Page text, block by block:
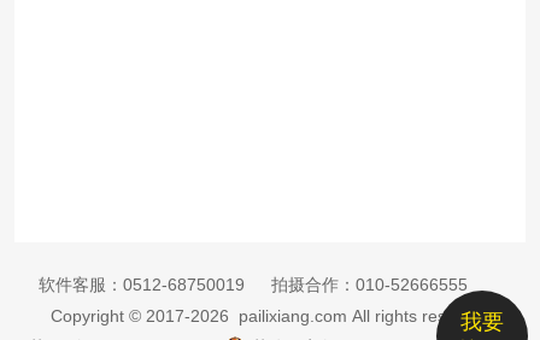
我要
软件客服： 0512-68750019 拍摄合作： 010-52666555
Copyright © 2017-2026 pailixiang.com All rights reserved